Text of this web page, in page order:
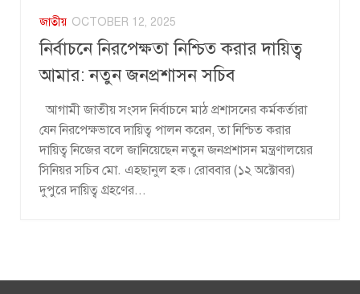
জাতীয় OCTOBER 12, 2025
নির্বাচনে নিরপেক্ষতা নিশ্চিত করার দায়িত্ব
আমার: নতুন জনপ্রশাসন সচিব
আগামী জাতীয় সংসদ নির্বাচনে মাঠ প্রশাসনের কর্মকর্তারা
যেন নিরপেক্ষভাবে দায়িত্ব পালন করেন, তা নিশ্চিত করার
দায়িত্ব নিজের বলে জানিয়েছেন নতুন জনপ্রশাসন মন্ত্রণালয়ের
সিনিয়র সচিব মো. এহছানুল হক। রোববার (১২ অক্টোবর)
দুপুরে দায়িত্ব গ্রহণের...